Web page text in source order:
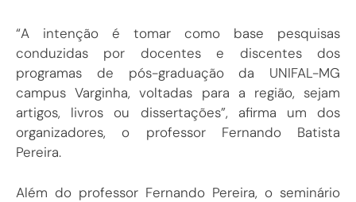
“A intenção é tomar como base pesquisas
conduzidas por docentes e discentes dos
programas de pós-graduação da UNIFAL-MG
campus Varginha, voltadas para a região, sejam
artigos, livros ou dissertações”, afirma um dos
organizadores, o professor Fernando Batista
Pereira.
Além do professor Fernando Pereira, o seminário